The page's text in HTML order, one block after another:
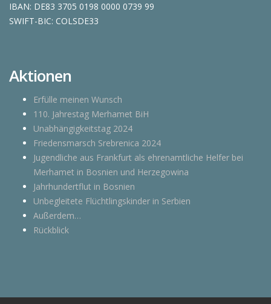
IBAN: DE83 3705 0198 0000 0739 99
SWIFT-BIC: COLSDE33
Aktionen
Erfülle meinen Wunsch
110. Jahrestag Merhamet BiH
Unabhängigkeitstag 2024
Friedensmarsch Srebrenica 2024
Jugendliche aus Frankfurt als ehrenamtliche Helfer bei
Merhamet in Bosnien und Herzegowina
Jahrhundertflut in Bosnien
Unbegleitete Flüchtlingskinder in Serbien
Außerdem…
Rückblick